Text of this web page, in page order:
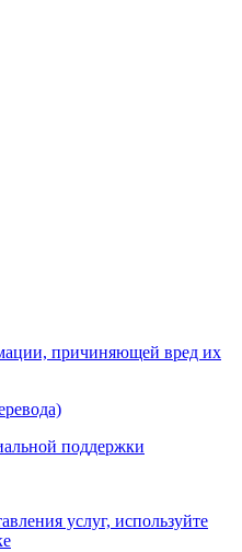
причиняющей вред их
поддержки
услуг, используйте